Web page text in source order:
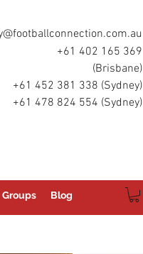
+61 402 165 369
(Brisbane)
+61 452 381 338 (Sydney)
+61 478 824 554 (Sydney)
Groups Blog